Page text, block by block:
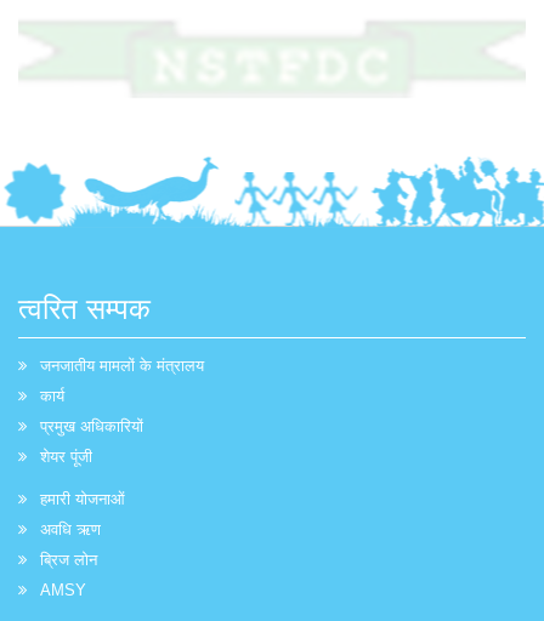
त्वरित सम्पक
जनजातीय मामलों के मंत्रालय
कार्य
प्रमुख अधिकारियों
शेयर पूंजी
हमारी योजनाओं
अवधि ऋण
ब्रिज लोन
AMSY